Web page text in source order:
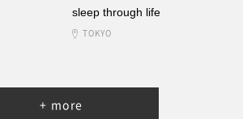
sleep through life
TOKYO
+ more